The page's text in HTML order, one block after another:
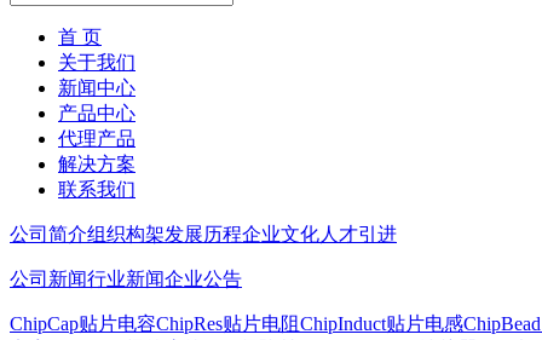
首 页
关于我们
新闻中心
产品中心
代理产品
解决方案
联系我们
公司简介组织构架发展历程企业文化人才引进
公司新闻行业新闻企业公告
ChipCap贴片电容ChipRes贴片电阻ChipInduct贴片电感